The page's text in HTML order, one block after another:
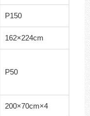
P150
162×224cm
P50
200×70cm×4